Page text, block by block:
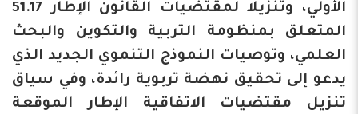
الأولي، وتنزيلا لمقتضيات القانون الإطار 51.17
المتعلق بمنظومة التربية والتكوين والبحث
العلمي، وتوصيات النموذج التنموي الجديد الذي
يدعو إلى تحقيق نهضة تربوية رائدة، وفي سياق
تنزيل مقتضيات الاتفاقية الإطار الموقعة